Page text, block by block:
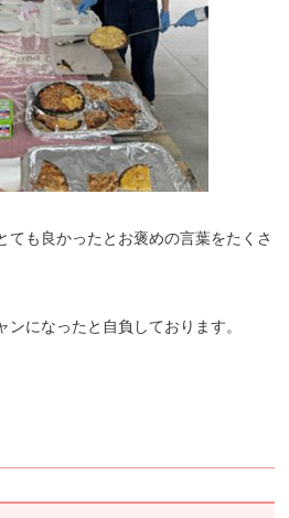
ても良かったとお褒めの言葉をたくさ
になったと自負しております。